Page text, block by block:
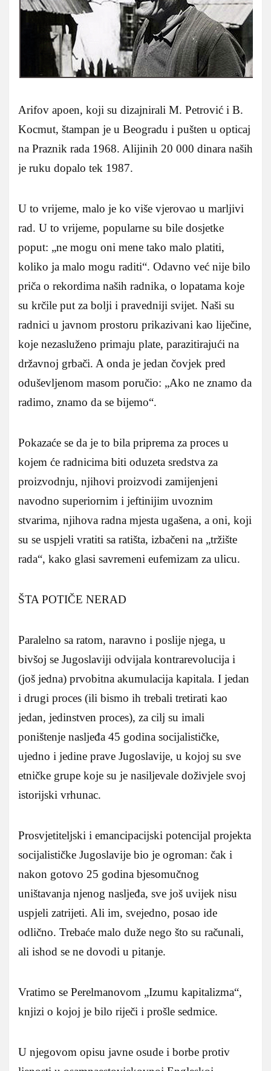
Arifov apoen, koji su dizajnirali M. Petrović i B.
Kocmut, štampan je u Beogradu i pušten u opticaj
na Praznik rada 1968. Alijinih 20 000 dinara naših
je ruku dopalo tek 1987.
U to vrijeme, malo je ko više vjerovao u marljivi
rad. U to vrijeme, popularne su bile dosjetke
poput: „ne mogu oni mene tako malo platiti,
koliko ja malo mogu raditi“. Odavno već nije bilo
priča o rekordima naših radnika, o lopatama koje
su krčile put za bolji i pravedniji svijet. Naši su
radnici u javnom prostoru prikazivani kao liječine,
koje nezasluženo primaju plate, parazitirajući na
državnoj grbači. A onda je jedan čovjek pred
oduševljenom masom poručio: „Ako ne znamo da
radimo, znamo da se bijemo“.
Pokazaće se da je to bila priprema za proces u
kojem će radnicima biti oduzeta sredstva za
proizvodnju, njihovi proizvodi zamijenjeni
navodno superiornim i jeftinijim uvoznim
stvarima, njihova radna mjesta ugašena, a oni, koji
su se uspjeli vratiti sa ratišta, izbačeni na „tržište
rada“, kako glasi savremeni eufemizam za ulicu.
ŠTA POTIČE NERAD
Paralelno sa ratom, naravno i poslije njega, u
bivšoj se Jugoslaviji odvijala kontrarevolucija i
(još jedna) prvobitna akumulacija kapitala. I jedan
i drugi proces (ili bismo ih trebali tretirati kao
jedan, jedinstven proces), za cilj su imali
poništenje nasljeđa 45 godina socijalističke,
ujedno i jedine prave Jugoslavije, u kojoj su sve
etničke grupe koje su je nasiljevale doživjele svoj
istorijski vrhunac.
Prosvjetiteljski i emancipacijski potencijal projekta
socijalističke Jugoslavije bio je ogroman: čak i
nakon gotovo 25 godina bjesomučnog
uništavanja njenog nasljeđa, sve još uvijek nisu
uspjeli zatrijeti. Ali im, svejedno, posao ide
odlično. Trebaće malo duže nego što su računali,
ali ishod se ne dovodi u pitanje.
Vratimo se Perelmanovom „Izumu kapitalizma“,
knjizi o kojoj je bilo riječi i prošle sedmice.
U njegovom opisu javne osude i borbe protiv